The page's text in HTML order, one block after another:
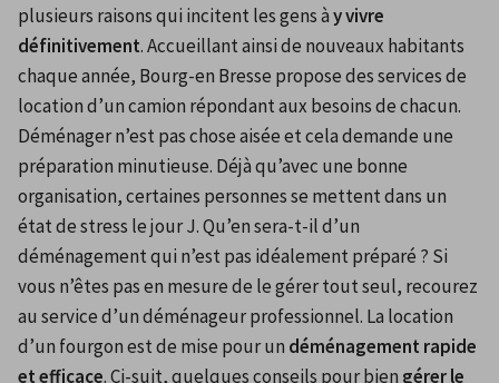
plusieurs raisons qui incitent les gens à y vivre
définitivement. Accueillant ainsi de nouveaux habitants
chaque année, Bourg-en Bresse propose des services de
location d’un camion répondant aux besoins de chacun.
Déménager n’est pas chose aisée et cela demande une
préparation minutieuse. Déjà qu’avec une bonne
organisation, certaines personnes se mettent dans un
état de stress le jour J. Qu’en sera-t-il d’un
déménagement qui n’est pas idéalement préparé ? Si
vous n’êtes pas en mesure de le gérer tout seul, recourez
au service d’un déménageur professionnel. La location
d’un fourgon est de mise pour un déménagement rapide
et efficace. Ci-suit, quelques conseils pour bien gérer le